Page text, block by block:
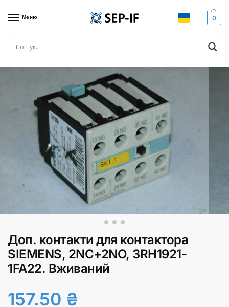
Меню 0
Головна Доп. контакти для контактора SIEMENS, 2NC+2NO, 3RH1921-1FA22. Вживаний
Доп. контакти для контактора
SIEMENS, 2NC+2NO, 3RH1921-
1FA22. Вживаний
157.50 ₴